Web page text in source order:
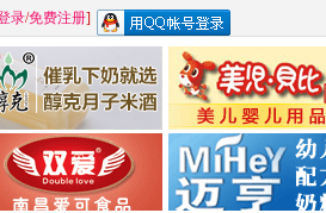
录/免费注册]
江西醇之客月子米酒 惠州市美儿婴儿用品